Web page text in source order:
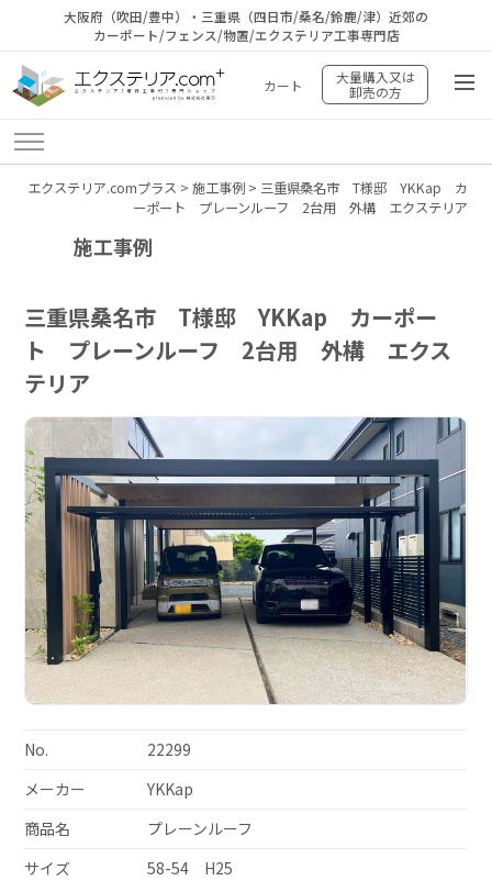
大阪府（吹田/豊中）・三重県（四日市/桑名/鈴鹿/津）近郊の
カーポート/フェンス/物置/エクステリア工事専門店
カート
大量購入又は
卸売の方
エクステリア.comプラス > 施工事例> 三重県桑名市 T様邸 YKKap カ
ーポート プレーンルーフ 2台用 外構 エクステリア
施工事例
三重県桑名市 T様邸 YKKap カーポー
ト プレーンルーフ 2台用 外構 エクス
テリア
No.
22299
メーカー
YKKap
商品名
プレーンルーフ
サイズ
58-54 H25